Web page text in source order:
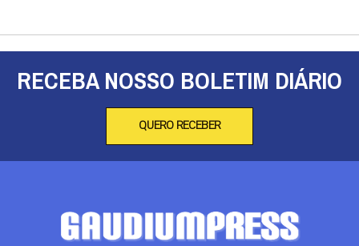
RECEBA NOSSO BOLETIM DIÁRIO
QUERO RECEBER